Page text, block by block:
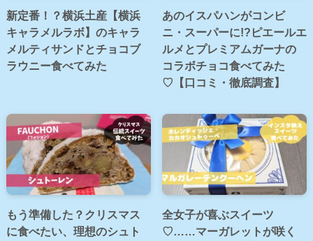
新定番！？横浜土産【横浜
キャラメルラボ】のキャラ
メルティサンドとチョコブ
ラウニー食べてみた
あのイスパハンがコンビ
ニ・スーパーに!?ピエールエ
ルメとプレミアムガーナの
コラボチョコ食べてみた
♡【口コミ・徹底調査】
もう準備した？クリスマス
に食べたい、理想のシュト
全女子が喜ぶスイーツ
♡……マーガレットが咲く